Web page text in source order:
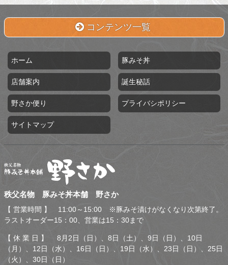
コンテンツ一覧
ホーム 豚みそ丼
店舗案内 誕生秘話
野さか便り プライバシポリシー
サイトマップ
秩父名物 豚みそ丼本舗 野
秩父名物 豚みそ丼本舗 野さか
【 営業時間 】 11:00～15:00 ※豚みそ漬けがなくなり次第終了。
ラストオーダー15：00、営業は15：30まで
【 休 業 日 】 8月2日（日）、8日（土）、9日（日）、10日
（月）、12日（水）、16日（日）、19日（水）、23日（日）、25日
（火）、30日（日）